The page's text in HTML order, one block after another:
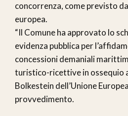
concorrenza, come previsto
europea.
“Il Comune ha approvato lo
evidenza pubblica per
concessioni demaniali
turistico-ricettive in ossequio
Bolkestein dell’Unione
provvedimento.